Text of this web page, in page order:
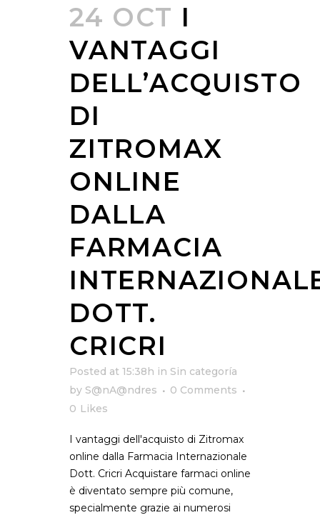
24 OCT I
VANTAGGI
DELL’ACQUISTO
DI
ZITROMAX
ONLINE
DALLA
FARMACIA
DOTT.
CRICRI
Posted at 15:38h in Sin categoría
by S@nA@ndres
0 Comments
0 Likes
I vantaggi dell'acquisto di Zitromax
online dalla Farmacia Internazionale
Dott. Cricri Acquistare farmaci online
è diventato sempre più comune,
specialmente grazie ai numerosi